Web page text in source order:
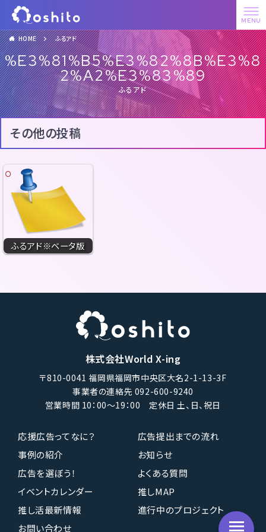
HOME ふるアド
%E3%81%B5%E3%82%8B%E3%8
2%A2%E3%83%89
ふるアド
その他の投稿
ふるアド※ベータ版
株式会社World X-ing
〒810-0041 福岡県福岡市中央区大名2-1-13-3F
事業者の連絡先 092-600-9240
営業時間 10：00〜19：00 定休日 土、日、祝日
応援広告ってなに？
広告提出までの流れ
事例の紹介
お知らせ
広告を選ぼう！
よくある質問
イベントカレンダー
推しMAP
推し活最新情報
進行中のプロジェクト
お問い合わせ